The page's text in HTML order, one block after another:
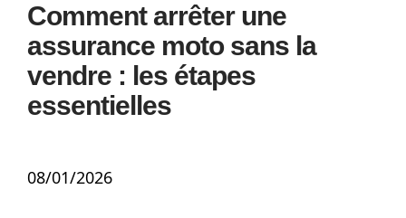
Comment arrêter une
assurance moto sans la
vendre : les étapes
essentielles
08/01/2026